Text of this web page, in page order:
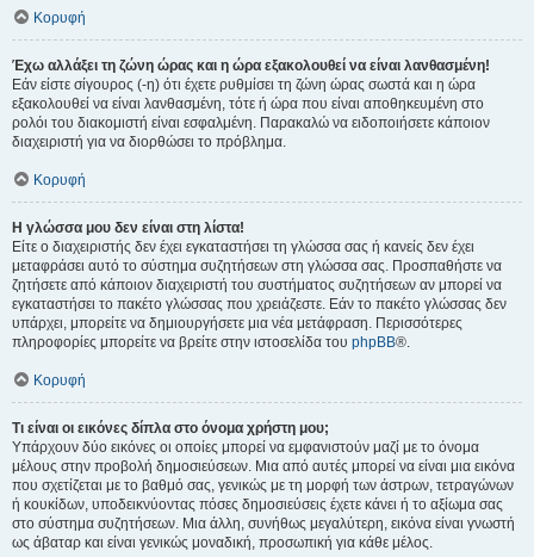
Κορυφή
Έχω αλλάξει τη ζώνη ώρας και η ώρα εξακολουθεί να είναι λανθασμένη!
Εάν είστε σίγουρος (-η) ότι έχετε ρυθμίσει τη ζώνη ώρας σωστά και η ώρα
εξακολουθεί να είναι λανθασμένη, τότε ή ώρα που είναι αποθηκευμένη στο
ρολόι του διακομιστή είναι εσφαλμένη. Παρακαλώ να ειδοποιήσετε κάποιον
διαχειριστή για να διορθώσει το πρόβλημα.
Κορυφή
Η γλώσσα μου δεν είναι στη λίστα!
Είτε ο διαχειριστής δεν έχει εγκαταστήσει τη γλώσσα σας ή κανείς δεν έχει
μεταφράσει αυτό το σύστημα συζητήσεων στη γλώσσα σας. Προσπαθήστε να
ζητήσετε από κάποιον διαχειριστή του συστήματος συζητήσεων αν μπορεί να
εγκαταστήσει το πακέτο γλώσσας που χρειάζεστε. Εάν το πακέτο γλώσσας δεν
υπάρχει, μπορείτε να δημιουργήσετε μια νέα μετάφραση. Περισσότερες
πληροφορίες μπορείτε να βρείτε στην ιστοσελίδα του phpBB®.
Κορυφή
Τι είναι οι εικόνες δίπλα στο όνομα χρήστη μου;
Υπάρχουν δύο εικόνες οι οποίες μπορεί να εμφανιστούν μαζί με το όνομα
μέλους στην προβολή δημοσιεύσεων. Μια από αυτές μπορεί να είναι μια εικόνα
που σχετίζεται με το βαθμό σας, γενικώς με τη μορφή των άστρων, τετραγώνων
ή κουκίδων, υποδεικνύοντας πόσες δημοσιεύσεις έχετε κάνει ή το αξίωμα σας
στο σύστημα συζητήσεων. Μια άλλη, συνήθως μεγαλύτερη, εικόνα είναι γνωστή
ως άβαταρ και είναι γενικώς μοναδική, προσωπική για κάθε μέλος.